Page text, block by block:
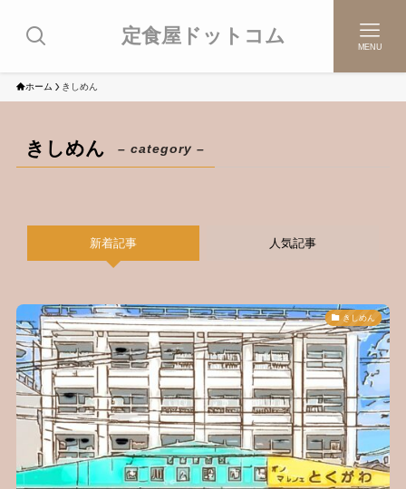
定食屋ドットコム MENU
ホーム きしめん
きしめん – category –
新着記事 人気記事
きしめん